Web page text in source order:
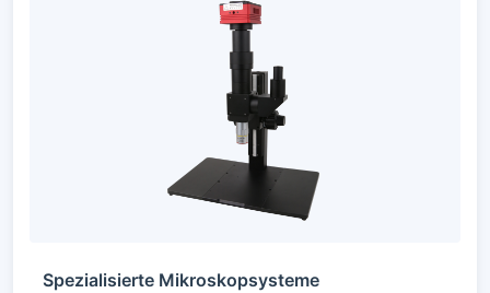
Spezialisierte Mikroskopsysteme